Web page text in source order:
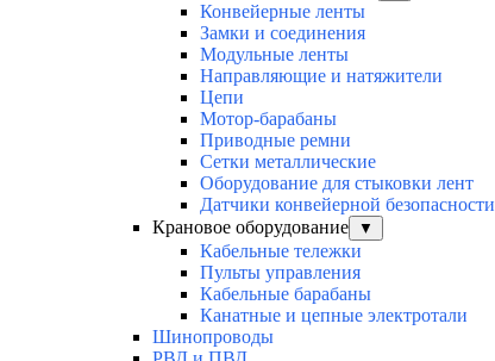
Конвейерные ленты
Замки и соединения
Модульные ленты
Направляющие и натяжители
Цепи
Мотор-барабаны
Приводные ремни
Сетки металлические
Оборудование для стыковки лент
Датчики конвейерной безопасности
Крановое оборудование
▼
Кабельные тележки
Пульты управления
Кабельные барабаны
Канатные и цепные электротали
Шинопроводы